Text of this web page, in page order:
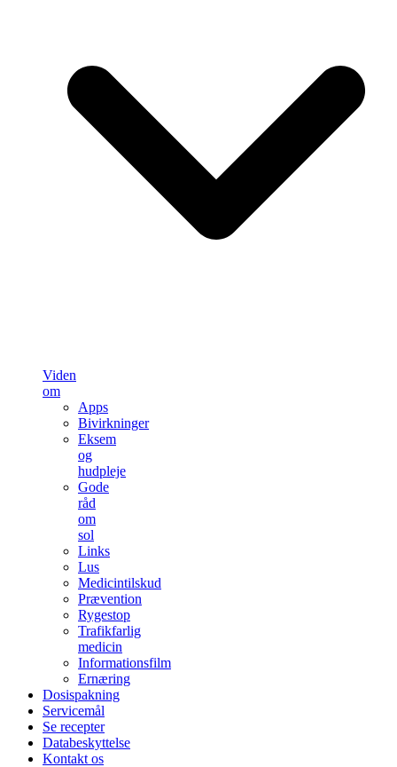
Viden
om
Apps
Bivirkninger
Eksem
og
hudpleje
Gode
råd
om
sol
Links
Lus
Medicintilskud
Prævention
Rygestop
Trafikfarlig
medicin
Informationsfilm
Ernæring
Dosispakning
Servicemål
Se recepter
Databeskyttelse
Kontakt os